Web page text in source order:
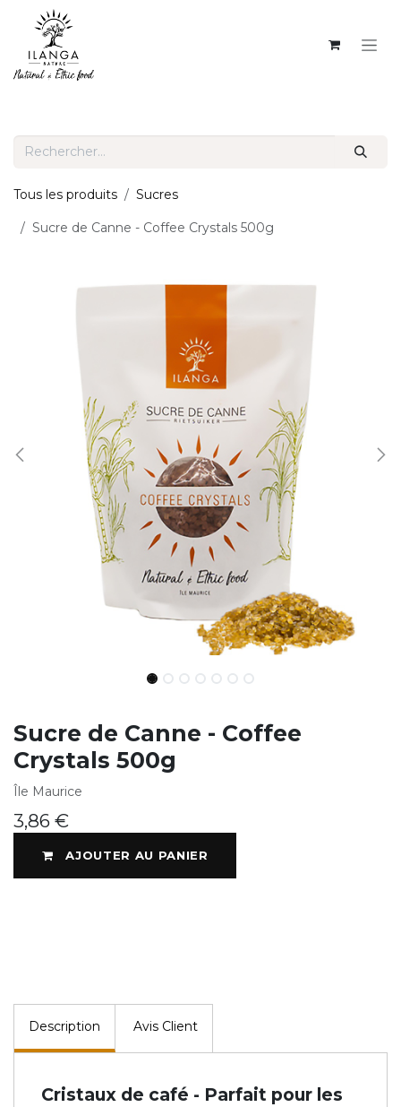
Tous les produits Sucres
Sucre de Canne - Coffee Crystals 500g
Sucre de Canne - Coffee
Crystals 500g
Île Maurice
3,86 €
AJOUTER AU PANIER
Description Avis Client
Cristaux de café - Parfait pour les